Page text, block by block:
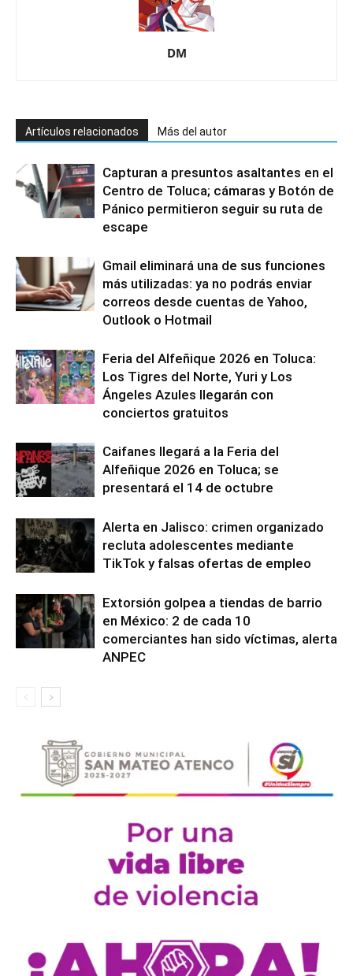
DM
Artículos relacionados Más del autor
Capturan a presuntos asaltantes en el
Centro de Toluca; cámaras y Botón de
Pánico permitieron seguir su ruta de
escape
Gmail eliminará una de sus funciones
más utilizadas: ya no podrás enviar
correos desde cuentas de Yahoo,
Outlook o Hotmail
Feria del Alfeñique 2026 en Toluca:
Los Tigres del Norte, Yuri y Los
Ángeles Azules llegarán con
conciertos gratuitos
Caifanes llegará a la Feria del
Alfeñique 2026 en Toluca; se
presentará el 14 de octubre
Alerta en Jalisco: crimen organizado
recluta adolescentes mediante
TikTok y falsas ofertas de empleo
Extorsión golpea a tiendas de barrio
en México: 2 de cada 10
comerciantes han sido víctimas, alerta
ANPEC